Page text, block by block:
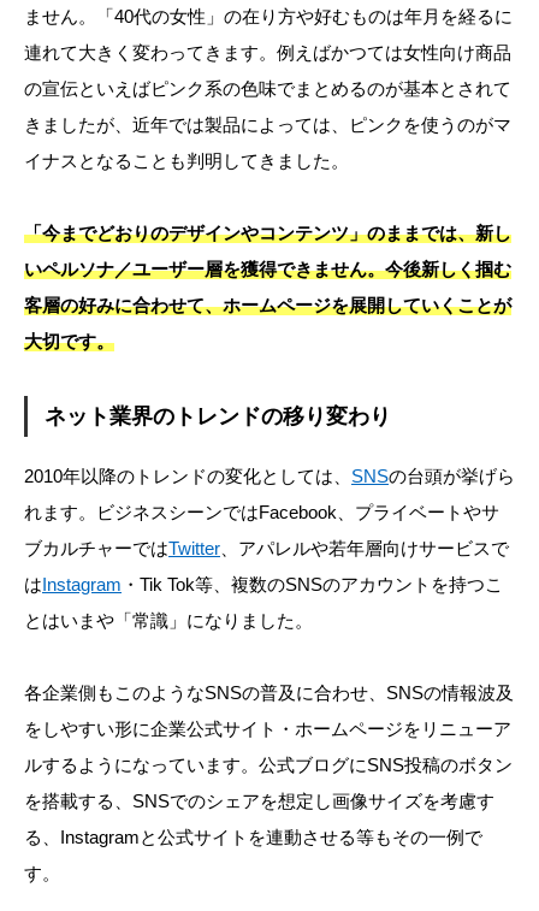
ません。「40代の女性」の在り方や好むものは年月を経るに
連れて大きく変わってきます。例えばかつては女性向け商品
の宣伝といえばピンク系の色味でまとめるのが基本とされて
きましたが、近年では製品によっては、ピンクを使うのがマ
イナスとなることも判明してきました。
「今までどおりのデザインやコンテンツ」のままでは、新し
いペルソナ／ユーザー層を獲得できません。今後新しく掴む
客層の好みに合わせて、ホームページを展開していくことが
大切です。
ネット業界のトレンドの移り変わり
2010年以降のトレンドの変化としては、 SNSの台頭が挙げら
れます。ビジネスシーンではFacebook、プライベートやサ
ブカルチャーではTwitter 、アパレルや若年層向けサービスで
はInstagram ・Tik Tok等、複数のSNSのアカウントを持つこ
とはいまや「常識」になりました。
各企業側もこのようなSNSの普及に合わせ、SNSの情報波及
をしやすい形に企業公式サイト・ホームページをリニューア
ルするようになっています。公式ブログにSNS投稿のボタン
を搭載する、SNSでのシェアを想定し画像サイズを考慮す
る、Instagramと公式サイトを連動させる等もその一例で
す。